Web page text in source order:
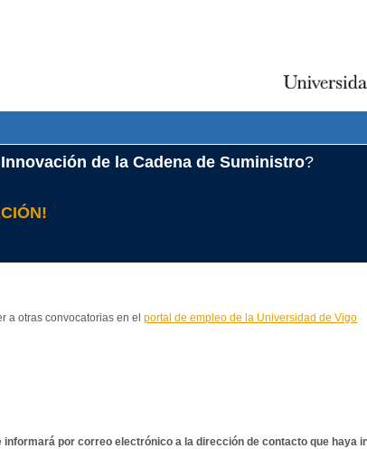
de la Cadena de Suministro?
a otras convocatorias en el portal de empleo de la Universidad de Vigo
por correo electrónico a la dirección de contacto que haya